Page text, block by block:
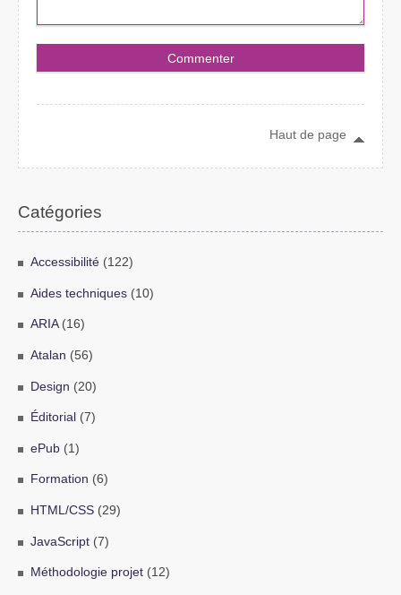
Haut de page
Catégories
Accessibilité(122)
Aides techniques(10)
ARIA(16)
Atalan (56)
Design (20)
Éditorial (7)
ePub(1)
Formation (6)
HTML/CSS(29)
JavaScript(7)
Méthodologie projet(12)